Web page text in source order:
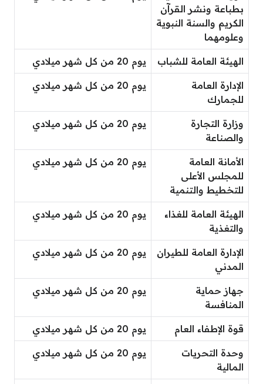
بطباعة ونشر القرآن
الكريم والسنة النبوية
وعلومهما
الهيئة العامة للشباب يوم 20 من كل شهر ميلادي
الإدارة العامة
للجمارك
يوم 20 من كل شهر ميلادي
وزارة التجارة
والصناعة
يوم 20 من كل شهر ميلادي
الأمانة العامة
للمجلس الأعلى
للتخطيط والتنمية
يوم 20 من كل شهر ميلادي
الهيئة العامة للغذاء
والتغذية
يوم 20 من كل شهر ميلادي
الإدارة العامة للطيران
المدني
يوم 20 من كل شهر ميلادي
جهاز حماية
المنافسة
يوم 20 من كل شهر ميلادي
قوة الإطفاء العام يوم 20 من كل شهر ميلادي
وحدة التحريات
المالية
يوم 20 من كل شهر ميلادي